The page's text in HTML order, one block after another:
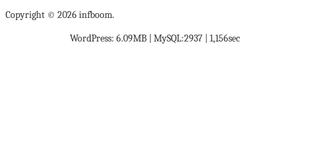
Copyright © 2026 infboom.
WordPress: 6.09MB | MySQL:2937 | 1,156sec